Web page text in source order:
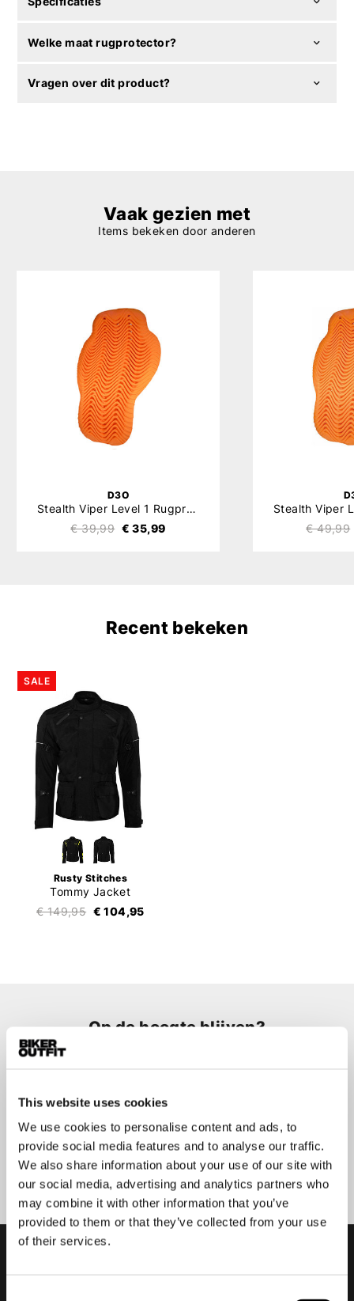
This website uses cookies
We use cookies to personalise content and ads, to
provide social media features and to analyse our traffic.
We also share information about your use of our site with
our social media, advertising and analytics partners who
may combine it with other information that you’ve
provided to them or that they’ve collected from your use
of their services.
Welke maat rugprotector?
Vragen over dit product?
Vaak gezien met
Items bekeken door anderen
D3O
Stealth Viper Level 1 Rugprotector
€ 39,99 € 35,99 € 49,99
Recent bekeken
SALE
Rusty Stitches
Tommy Jacket
€ 149,95 € 104,95
Op de hoogte blijven?
Geen zorgen, wij zullen je niet spammen